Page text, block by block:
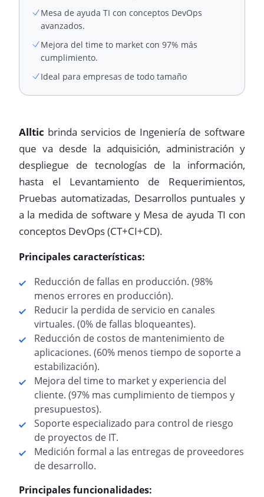
Mesa de ayuda TI con conceptos DevOps
avanzados.
Mejora del time to market con 97% más
cumplimiento.
Ideal para empresas de todo tamaño
Alltic brinda servicios de Ingeniería de software
que va desde la adquisición, administración y
despliegue de tecnologías de la información,
hasta el Levantamiento de Requerimientos,
Pruebas automatizadas, Desarrollos puntuales y
a la medida de software y Mesa de ayuda TI con
conceptos DevOps (CT+CI+CD).
Principales características:
Reducción de fallas en producción. (98%
menos errores en producción).
Reducir la perdida de servicio en canales
virtuales. (0% de fallas bloqueantes).
Reducción de costos de mantenimiento de
aplicaciones. (60% menos tiempo de soporte a
estabilización).
Mejora del time to market y experiencia del
cliente. (97% mas cumplimiento de tiempos y
presupuestos).
Soporte especializado para control de riesgo
de proyectos de IT.
Medición formal a las entregas de proveedores
de desarrollo.
Principales funcionalidades: